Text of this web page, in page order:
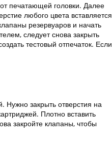
печатающей головки. Далее
любого цвета вставляется
резервуаров и начать
следует снова закрыть
тестовый отпечаток. Если
Нужно закрыть отверстия на
Плотно вставить
закройте клапаны, чтобы